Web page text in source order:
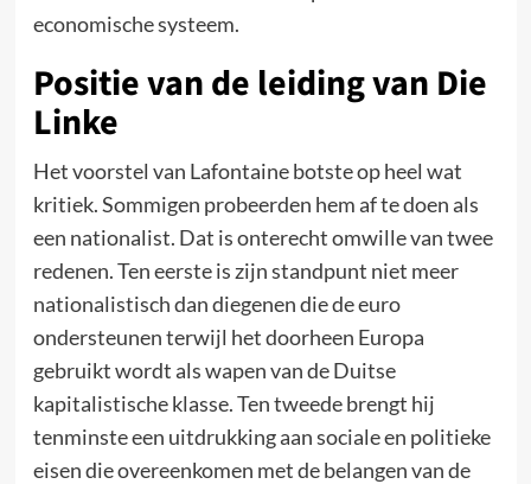
economische systeem.
Positie van de leiding van Die
Linke
Het voorstel van Lafontaine botste op heel wat
kritiek. Sommigen probeerden hem af te doen als
een nationalist. Dat is onterecht omwille van twee
redenen. Ten eerste is zijn standpunt niet meer
nationalistisch dan diegenen die de euro
ondersteunen terwijl het doorheen Europa
gebruikt wordt als wapen van de Duitse
kapitalistische klasse. Ten tweede brengt hij
tenminste een uitdrukking aan sociale en politieke
eisen die overeenkomen met de belangen van de